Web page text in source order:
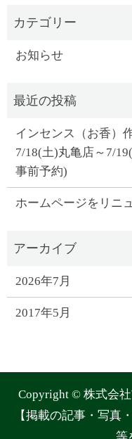
お知らせ
インセンス（お香）
7/18(土)丸亀店～7/
事前予約)
ホームページをリニ
2026年7月
2017年5月
Copyright © 株式会
【掲載の記事・写真
等